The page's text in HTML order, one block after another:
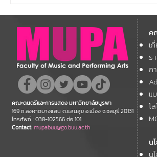
ค
เ
ร
ก
แ
โ
น
น
คณะดนตรีและการแสดง มหาวิทยาลัยบูรพา
169 ถ.ลงหาดบางแสน ต.แสนสุข อ.เมือง จ.ชลบุรี 20131
โทรศัพท์ : 038-102566 ต่อ 101
Contact:mupabuu@go.buu.ac.th